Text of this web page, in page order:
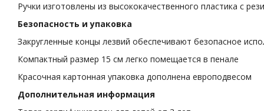
Ручки изготовлены из высококачественного пластика с
Безопасность и упаковка
Закругленные концы лезвий обеспечивают безопасное
Компактный размер 15 см легко помещается в пенале
Красочная картонная упаковка дополнена европодвесом
Дополнительная информация